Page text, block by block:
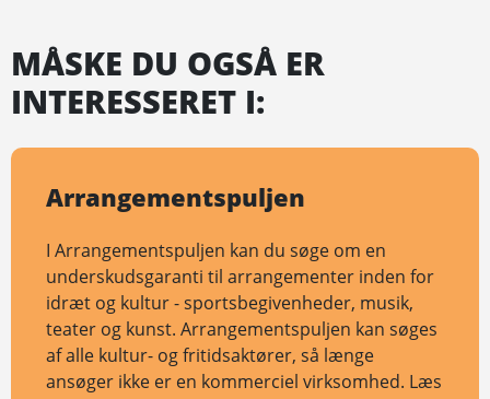
MÅSKE DU OGSÅ ER
INTERESSERET I:
Arrangements­puljen
I Arrangementspuljen kan du søge om en
underskudsgaranti til arrangementer inden for
idræt og kultur - sportsbegivenheder, musik,
teater og kunst. Arrangementspuljen kan søges
af alle kultur- og fritidsaktører, så længe
ansøger ikke er en kommerciel virksomhed. Læs